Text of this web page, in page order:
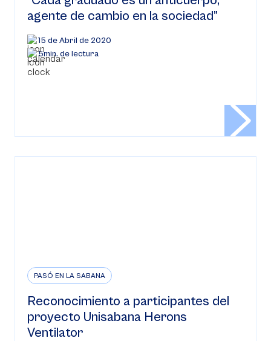
agente de cambio en la sociedad”
15 de Abril de 2020
5min. de lectura
PASÓ EN LA SABANA
Reconocimiento a participantes del
proyecto Unisabana Herons
Ventilator